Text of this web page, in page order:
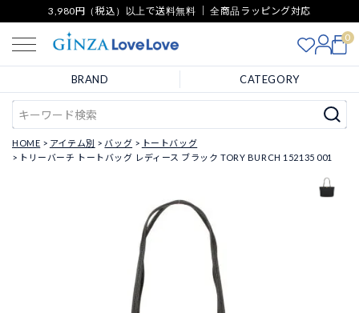
3,980円（税込）以上で送料無料 ｜ 全商品ラッピング対応
0
BRAND CATEGORY
HOME アイテム別 バッグ
トートバッグ
トリーバーチ トートバッグ レディース ブラック TORY BURCH 152135 001